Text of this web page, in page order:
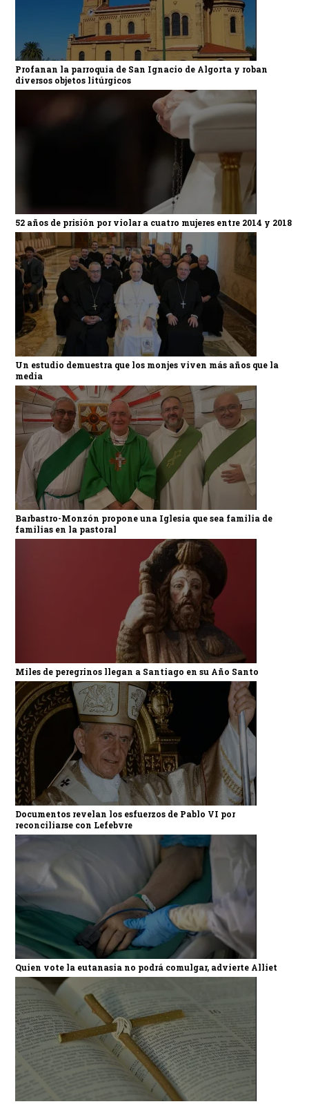
Profanan la parroquia de San Ignacio de Algorta y roban
diversos objetos litúrgicos
52 años de prisión por violar a cuatro mujeres entre 2014 y 2018
Un estudio demuestra que los monjes viven más años que la
media
Barbastro-Monzón propone una Iglesia que sea familia de
familias en la pastoral
Miles de peregrinos llegan a Santiago en su Año Santo
Documentos revelan los esfuerzos de Pablo VI por
reconciliarse con Lefebvre
Quien vote la eutanasia no podrá comulgar, advierte Alliet